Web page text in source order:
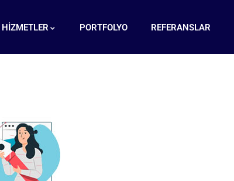
HİZMETLER PORTFOLYO REFERANSLAR